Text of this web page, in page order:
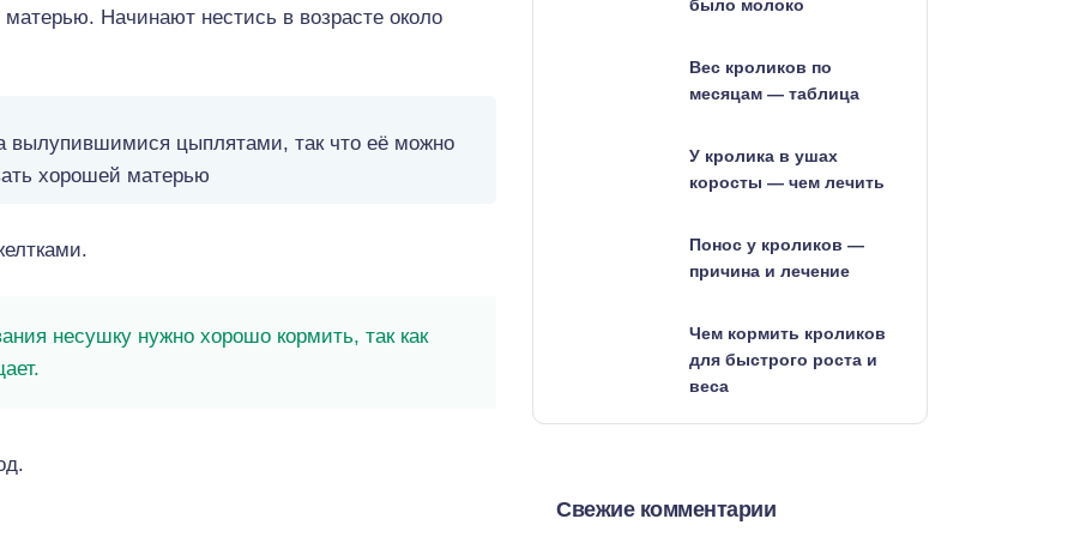
Начинают нестись в возрасте около
вылупившимися цыплятами, так что её можно
хорошей матерью
несушку нужно хорошо кормить, так как
было молоко
Вес кроликов по
месяцам — таблица
У кролика в ушах
коросты — чем лечить
Понос у кроликов —
причина и лечение
Чем кормить кроликов
для быстрого роста и
веса
Свежие комментарии